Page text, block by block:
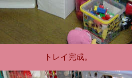
トレイ完成。